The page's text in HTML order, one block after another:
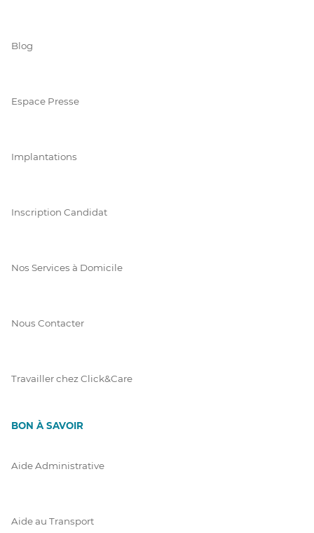
Blog
Espace Presse
Implantations
Inscription Candidat
Nos Services à Domicile
Nous Contacter
Travailler chez Click&Care
BON À SAVOIR
Aide Administrative
Aide au Transport